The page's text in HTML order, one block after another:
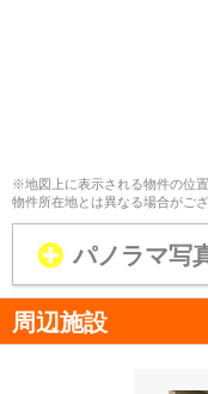
※地図上に表示される物件の位
物件所在地とは異なる場合がござ
パノラマ写
周辺施設